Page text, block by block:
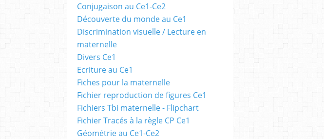
Conjugaison au Ce1-Ce2
Découverte du monde au Ce1
Discrimination visuelle / Lecture en
maternelle
Divers Ce1
Ecriture au Ce1
Fiches pour la maternelle
Fichier reproduction de figures Ce1
Fichiers Tbi maternelle - Flipchart
Fichier Tracés à la règle CP Ce1
Géométrie au Ce1-Ce2